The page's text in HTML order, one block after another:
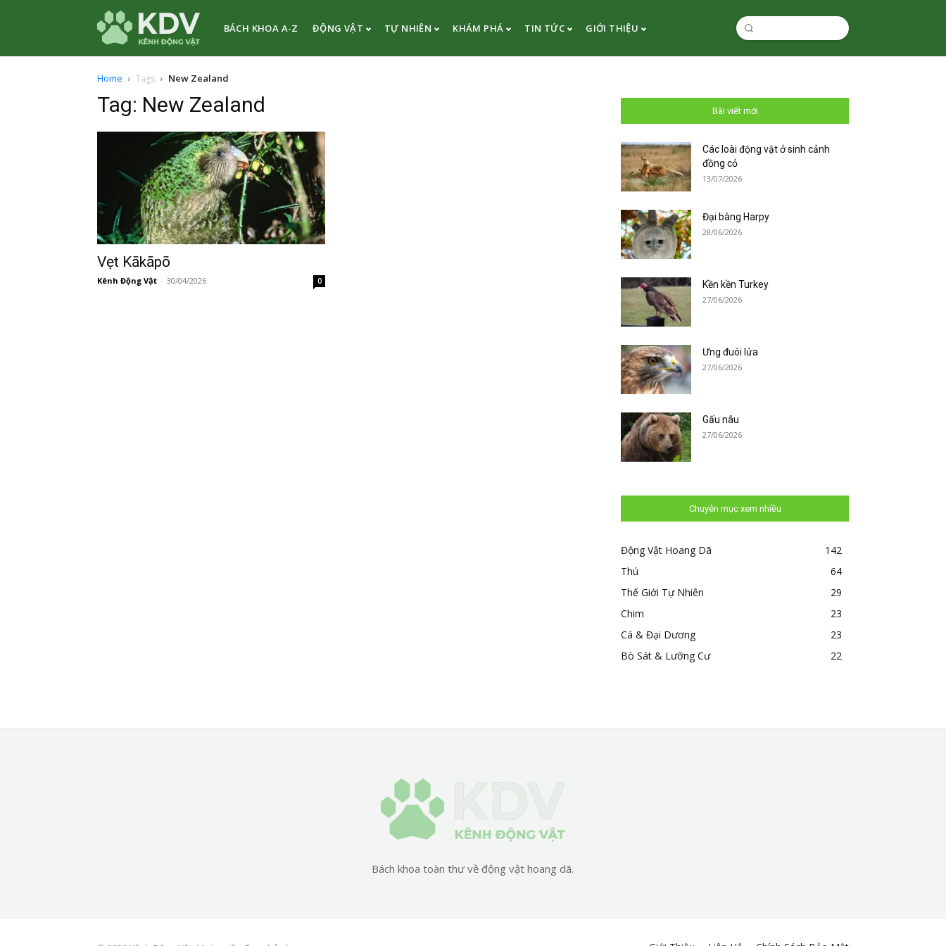
Kênh
Động
BÁCH KHOA A-Z ĐỘNG VẬT TỰ NHIÊN KHÁM PHÁ TIN TỨC GIỚI THIỆU
Home Tags New Zealand
Tag: New Zealand
Vẹt Kākāpō
Kênh Động Vật - 30/04/2026 0
Bài viết mới
Các loài động vật ở sinh cảnh
đồng cỏ
13/07/2026
Đại bàng Harpy
28/06/2026
Kền kền Turkey
27/06/2026
Ưng đuôi lửa
27/06/2026
Gấu nâu
27/06/2026
Chuyên mục xem nhiều
Động Vật Hoang Dã
142
Thú
64
Thế Giới Tự Nhiên
29
Chim
23
Cá & Đại Dương
23
Bò Sát & Lưỡng Cư
22
Bách khoa toàn thư về động vật hoang dã.